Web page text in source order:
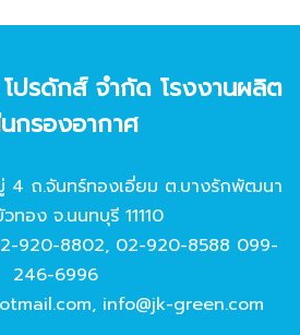
ปรดักส์ จํากัด โรงงานผลิต
กรองอากาศ
4 ถ.จันทร์ทองเอี่ยม ต.บางรักพัฒนา
ทอง จ.นนทบุรี 11110
920-8802, 02-920-8588 099-
246-6996
, info@jk-green.com